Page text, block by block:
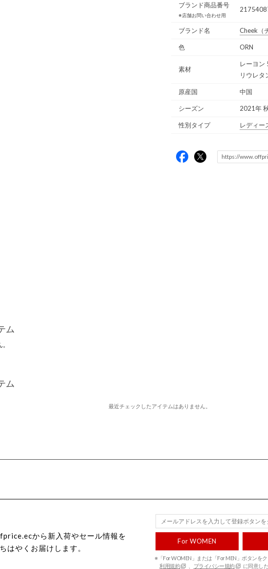
ブランド商品番号
※店舗お問い合わせ用
ブランド名 Cheek （
色 ORN
素材
レーヨン
リウレタ
原産国 中国
シーズン 2021年
性別タイプ レディー
ム
ム
最近チェックしたアイテムはありません。
から新入荷やセール情報を
はやくお届けします。
For WOMEN
※「For WOMEN」または「For MEN」ボタンをク
利用規約
プライバシー規約 に同意し